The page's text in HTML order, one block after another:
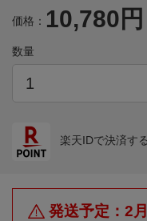
価格： 10,780円
数量
楽天IDで決済す
発送予定：2